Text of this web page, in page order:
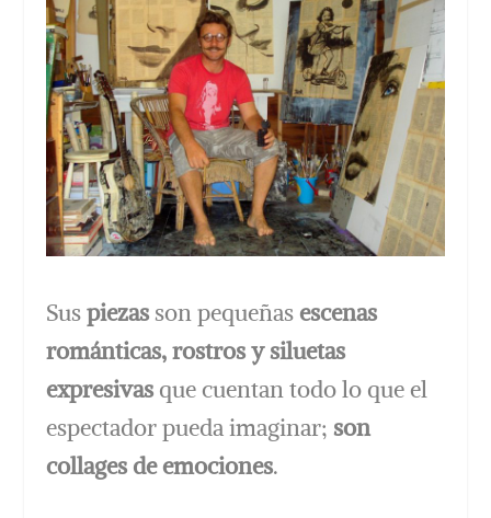
Suspiezas son pequeñas escenas
románticas, rostros y siluetas
expresivas que cuentan todo lo que el
espectador pueda imaginar;son
collages de emociones.